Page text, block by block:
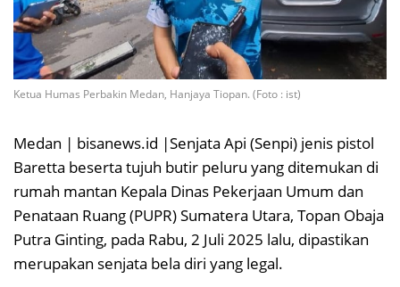
Ketua Humas Perbakin Medan, Hanjaya Tiopan. (Foto : ist)
Medan | bisanews.id |Senjata Api (Senpi) jenis pistol
Baretta beserta tujuh butir peluru yang ditemukan di
rumah mantan Kepala Dinas Pekerjaan Umum dan
Penataan Ruang (PUPR) Sumatera Utara, Topan Obaja
Putra Ginting, pada Rabu, 2 Juli 2025 lalu, dipastikan
merupakan senjata bela diri yang legal.